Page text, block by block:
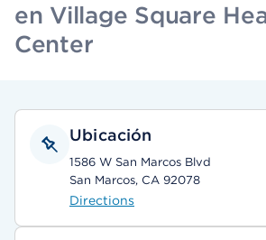
en Village Square
Center
Ubicación
1586 W San Marcos Blvd
San Marcos, CA 92078
Directions